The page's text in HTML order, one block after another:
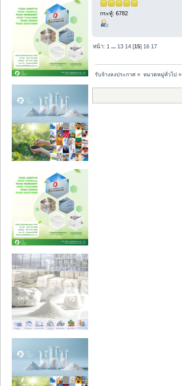
กระทู้: 6782
หน้า: 1 ... 13 14 [15] 16 17
รับจ้างลงประกาศ » หมวดหมู่ทั่วไป»